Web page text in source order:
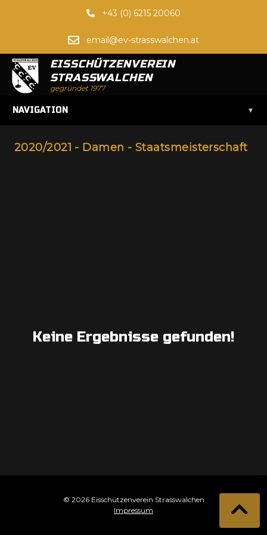
+43 (0) 6215 20060
email@ev-strasswalchen.at
EISSCHÜTZENVEREIN
STRASSWALCHEN
gegründet 1977
NAVIGATION ▾
2020/2021 - Damen - Staatsmeisterschaft
Keine Ergebnisse gefunden!
© 2026 Eisschützenverein Strasswalchen
Impressum